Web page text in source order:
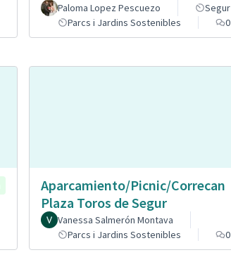
Paloma Lopez Pescuezo
Segur
Parcs i Jardins Sostenibles
0
Aparcamiento/Picnic/Correcan
Plaza Toros de Segur
Vanessa Salmerón Montava
Parcs i Jardins Sostenibles
0